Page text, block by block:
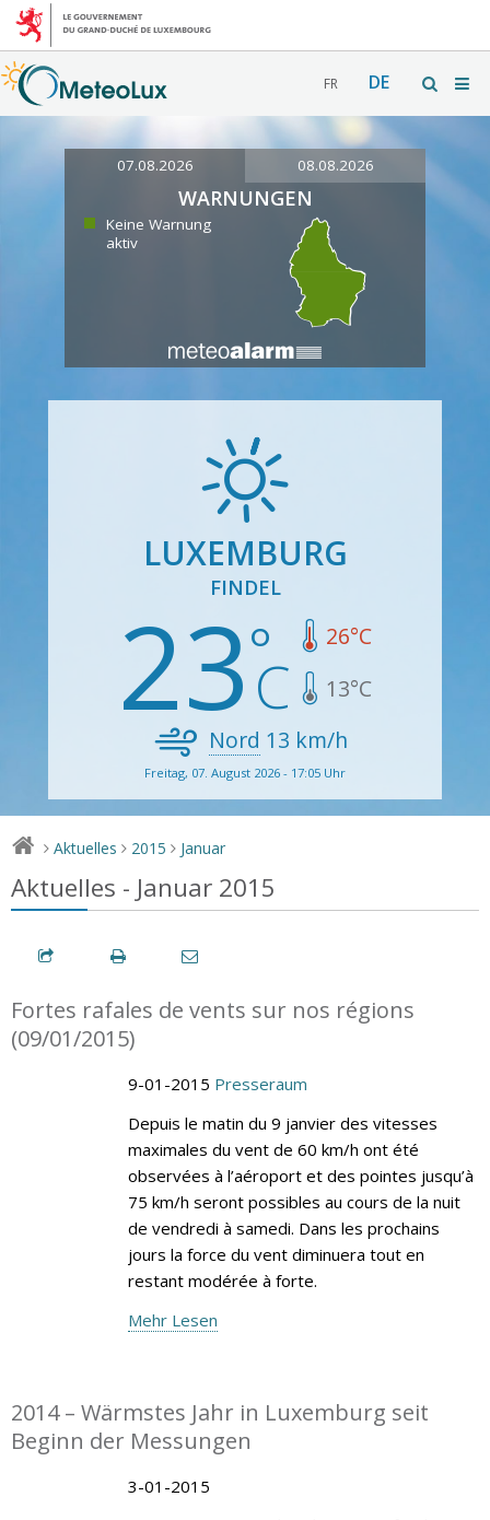
FR DE
07.08.2026 08.08.2026
WARNUNGEN
Keine Warnung
aktiv
LUXEMBURG
FINDEL
23 26°C
13°C
Nord 13 km/h
Freitag, 07. August 2026 - 17:05 Uhr
> Aktuelles > 2015 > Januar
Aktuelles - Januar 2015
Fortes rafales de vents sur nos régions
(09/01/2015)
9-01-2015 Presseraum
Depuis le matin du 9 janvier des vitesses
maximales du vent de 60 km/h ont été
observées à l’aéroport et des pointes jusqu’à
75 km/h seront possibles au cours de la nuit
de vendredi à samedi. Dans les prochains
jours la force du vent diminuera tout en
restant modérée à forte.
Mehr Lesen
2014 – Wärmstes Jahr in Luxemburg seit
Beginn der Messungen
3-01-2015